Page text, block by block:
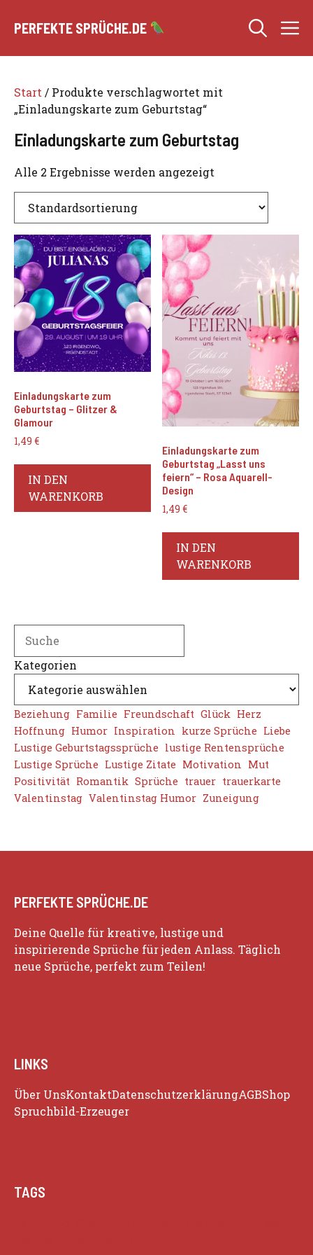
Inhalt
PERFEKTE SPRÜCHE.DE
Start / Produkte verschlagwortet mit
„Einladungskarte zum Geburtstag“
Einladungskarte zum Geburtstag
Alle 2 Ergebnisse werden angezeigt
Einladungskarte zum
Geburtstag – Glitzer &
Glamour
1,49 €
IN DEN
WARENKORB
Einladungskarte zum
Geburtstag „Lasst uns
feiern“ – Rosa Aquarell-
Design
1,49€
IN DEN
WARENKORB
Kategorien
Beziehung Familie Freundschaft Glück Herz
Hoffnung Humor Inspiration kurze Sprüche Liebe
Lustige Geburtstagssprüche lustige Rentensprüche
Lustige Sprüche Lustige Zitate Motivation Mut
Positivität Romantik Sprüche trauer trauerkarte
Valentinstag Valentinstag Humor Zuneigung
PERFEKTE SPRÜCHE.DE
Deine Quelle für kreative, lustige und
inspirierende Sprüche für jeden Anlass. Täglich
neue Sprüche, perfekt zum Teilen!
LINKS
Über UnsKontaktDatenschutzerklärungAGBShop
Spruchbild-Erzeuger
TAGS